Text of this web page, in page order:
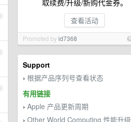
取续费/升级/新购代金券。
查看活动
Promoted byid7368
Support
› 根据产品序列号查看状态
有用链接
› Apple 产品更新周期
› Other World Computing 性能升级